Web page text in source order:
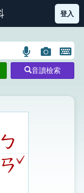
部首索引表圖示
登入
語
言
搜
示
圖
片
搜
開
鍵
圖
音讀檢索
ㄅ
ㄢ ˇ